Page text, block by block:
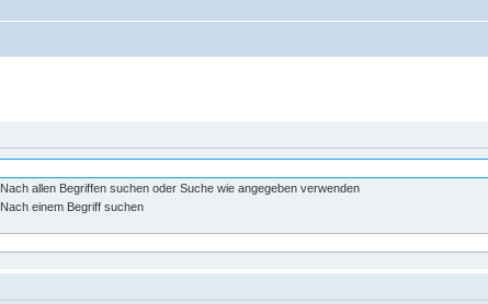
Nach allen Begriffen suchen oder Suche wie angegeben verwenden
Nach einem Begriff suchen